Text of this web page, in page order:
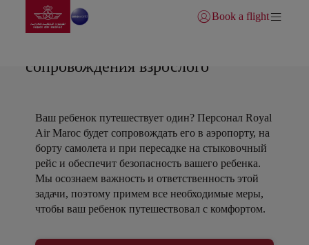
Skip to Main Content
Перейти на главную
Войти |
Book a flight
сопровождения взрослого
Ваш ребенок путешествует один? Персонал Royal
Air Maroc будет сопровождать его в аэропорту, на
борту самолета и при пересадке на стыковочный
рейс и обеспечит безопасность вашего ребенка.
Мы осознаем важность и ответственность этой
задачи, поэтому примем все необходимые меры,
чтобы ваш ребенок путешествовал с комфортом.